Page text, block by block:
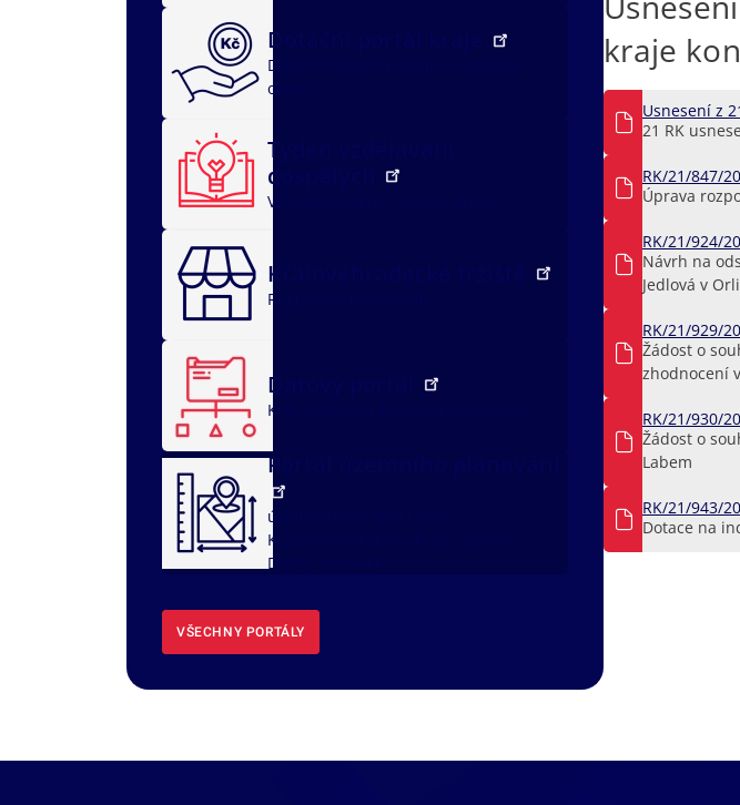
Dotační portál kraje
Dotační oblasti
oblasti
Týden vzdělávání
dospělých
Vzdělávací akce
Královéhradecké tržiště
Registrace
Datový portál
Kraj v datech
Portál územního plánování
územní plány obcí
Královéhradeckého kraje - portál
DMVS, část ÚAP
VŠECHNY PORTÁLY
kraje
Usnesení z
21 RK
RK/21/847/
Úprava
RK/21/924/
Návrh na
Jedlová v
RK/21/929/
Žádost o
zhodnocení
RK/21/930/
Žádost o
Labem
RK/21/943/
Dotace na